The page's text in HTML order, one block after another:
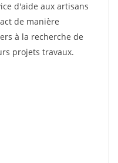
d'aide aux artisans
de manière
à la recherche de
projets travaux.